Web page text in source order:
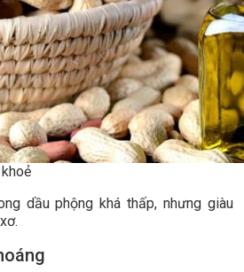
dầu phộng khá thấp, nhưng giàu